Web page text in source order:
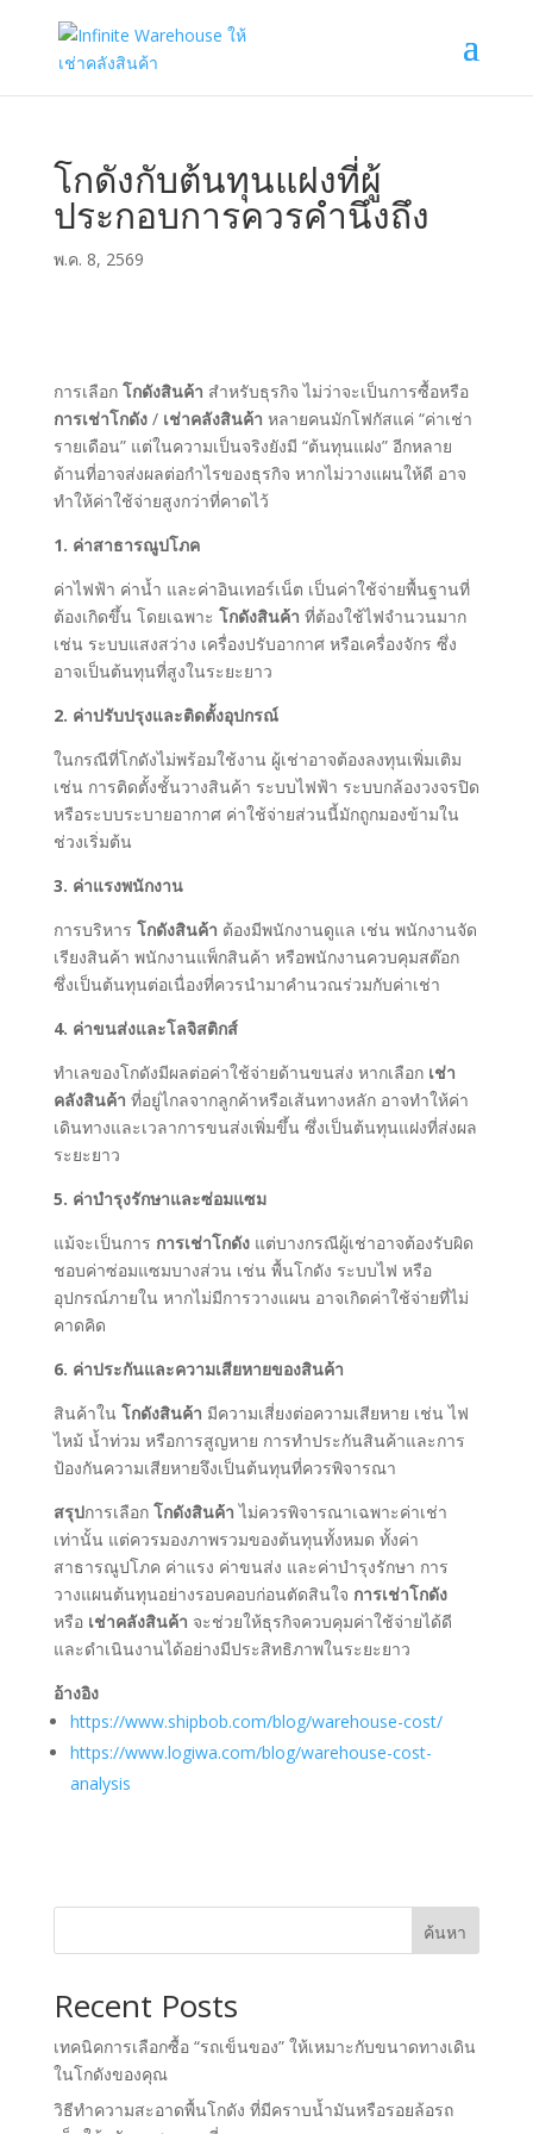
โกดังกับต้นทุนแฝงที่ผู้
ประกอบการควรคำนึงถึง
พ.ค. 8, 2569
การเลือก โกดังสินค้า สำหรับธุรกิจ ไม่ว่าจะเป็นการซื้อหรือ
การเช่าโกดัง/ เช่าคลังสินค้า หลายคนมักโฟกัสแค่ “ค่าเช่า
รายเดือน” แต่ในความเป็นจริงยังมี “ต้นทุนแฝง” อีกหลาย
ด้านที่อาจส่งผลต่อกำไรของธุรกิจ หากไม่วางแผนให้ดี อาจ
ทำให้ค่าใช้จ่ายสูงกว่าที่คาดไว้
1. ค่าสาธารณูปโภค
ค่าไฟฟ้า ค่าน้ำ และค่าอินเทอร์เน็ต เป็นค่าใช้จ่ายพื้นฐานที่
ต้องเกิดขึ้น โดยเฉพาะ โกดังสินค้า ที่ต้องใช้ไฟจำนวนมาก
เช่น ระบบแสงสว่าง เครื่องปรับอากาศ หรือเครื่องจักร ซึ่ง
อาจเป็นต้นทุนที่สูงในระยะยาว
2. ค่าปรับปรุงและติดตั้งอุปกรณ์
ในกรณีที่โกดังไม่พร้อมใช้งาน ผู้เช่าอาจต้องลงทุนเพิ่มเติม
เช่น การติดตั้งชั้นวางสินค้า ระบบไฟฟ้า ระบบกล้องวงจรปิด
หรือระบบระบายอากาศ ค่าใช้จ่ายส่วนนี้มักถูกมองข้ามใน
ช่วงเริ่มต้น
3. ค่าแรงพนักงาน
การบริหาร โกดังสินค้า ต้องมีพนักงานดูแล เช่น พนักงานจัด
เรียงสินค้า พนักงานแพ็กสินค้า หรือพนักงานควบคุมสต๊อก
ซึ่งเป็นต้นทุนต่อเนื่องที่ควรนำมาคำนวณร่วมกับค่าเช่า
4. ค่าขนส่งและโลจิสติกส์
ทำเลของโกดังมีผลต่อค่าใช้จ่ายด้านขนส่ง หากเลือก เช่า
คลังสินค้า ที่อยู่ไกลจากลูกค้าหรือเส้นทางหลัก อาจทำให้ค่า
เดินทางและเวลาการขนส่งเพิ่มขึ้น ซึ่งเป็นต้นทุนแฝงที่ส่งผล
ระยะยาว
5. ค่าบำรุงรักษาและซ่อมแซม
แม้จะเป็นการ การเช่าโกดังแต่บางกรณีผู้เช่าอาจต้องรับผิด
ชอบค่าซ่อมแซมบางส่วน เช่น พื้นโกดัง ระบบไฟ หรือ
อุปกรณ์ภายใน หากไม่มีการวางแผน อาจเกิดค่าใช้จ่ายที่ไม่
คาดคิด
6. ค่าประกันและความเสียหายของสินค้า
สินค้าใน โกดังสินค้า มีความเสี่ยงต่อความเสียหาย เช่น ไฟ
ไหม้ น้ำท่วม หรือการสูญหาย การทำประกันสินค้าและการ
ป้องกันความเสียหายจึงเป็นต้นทุนที่ควรพิจารณา
สรุปการเลือก โกดังสินค้า ไม่ควรพิจารณาเฉพาะค่าเช่า
เท่านั้น แต่ควรมองภาพรวมของต้นทุนทั้งหมด ทั้งค่า
สาธารณูปโภค ค่าแรง ค่าขนส่ง และค่าบำรุงรักษา การ
วางแผนต้นทุนอย่างรอบคอบก่อนตัดสินใจ การเช่าโกดัง
หรือ เช่าคลังสินค้า จะช่วยให้ธุรกิจควบคุมค่าใช้จ่ายได้ดี
และดำเนินงานได้อย่างมีประสิทธิภาพในระยะยาว
อ้างอิง
https://www.shipbob.com/blog/warehouse-cost/
https://www.logiwa.com/blog/warehouse-cost-
analysis
ค้นหา
Recent Posts
เทคนิคการเลือกซื้อ “รถเข็นของ” ให้เหมาะกับขนาดทางเดิน
ในโกดังของคุณ
วิธีทำความสะอาดพื้นโกดัง ที่มีคราบน้ำมันหรือรอยล้อรถ